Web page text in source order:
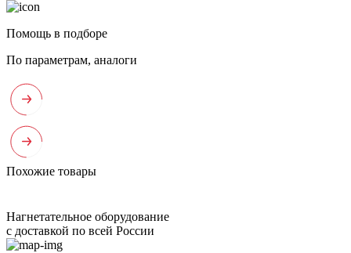
Помощь в подборе
По параметрам, аналоги
Похожие товары
Нагнетательное оборудование
с доставкой по всей России